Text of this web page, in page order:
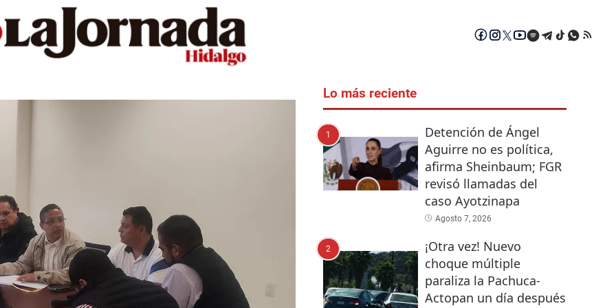
Lo más reciente
1
Detención de Ángel
Aguirre no es política,
afirma Sheinbaum; FGR
revisó llamadas del
caso Ayotzinapa
Agosto 7, 2026
2
¡Otra vez! Nuevo
choque múltiple
paraliza la Pachuca-
Actopan un día después